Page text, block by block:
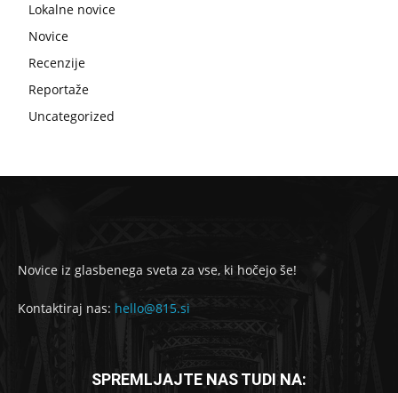
Lokalne novice
Novice
Recenzije
Reportaže
Uncategorized
Novice iz glasbenega sveta za vse, ki hočejo še!
Kontaktiraj nas: hello@815.si
SPREMLJAJTE NAS TUDI NA: